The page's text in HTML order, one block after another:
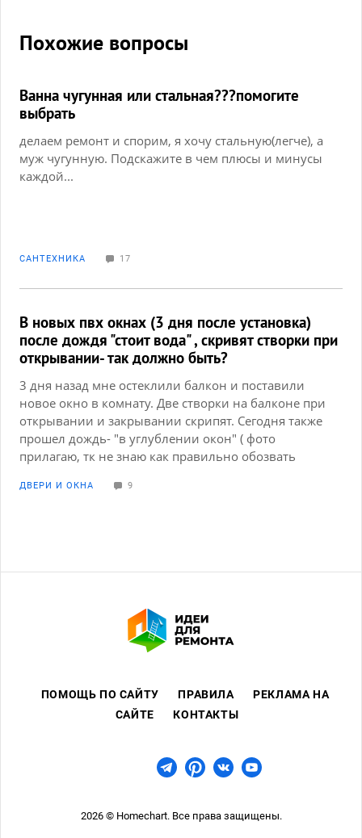
Похожие вопросы
Ванна чугунная или стальная???помогите
выбрать
делаем ремонт и спорим, я хочу стальную(легче), а
муж чугунную. Подскажите в чем плюсы и минусы
каждой...
САНТЕХНИКА 17
В новых пвх окнах (3 дня после установка)
после дождя "стоит вода" , скривят створки при
открывании- так должно быть?
3 дня назад мне остеклили балкон и поставили
новое окно в комнату. Две створки на балконе при
открывании и закрывании скрипят. Сегодня также
прошел дождь- "в углублении окон" ( фото
прилагаю, тк не знаю как правильно обозвать
комнате, где стоит окно - сухо, никаким наплывов
ДВЕРИ И ОКНА 9
ПОМОЩЬ ПО САЙТУ ПРАВИЛА
РЕКЛАМА НА
САЙТЕ
КОНТАКТЫ
2026 © Homechart. Все права защищены.